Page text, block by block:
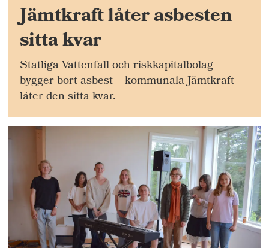
Jämtkraft låter asbesten
sitta kvar
Statliga Vattenfall och riskkapitalbolag
bygger bort asbest – kommunala Jämtkraft
låter den sitta kvar.